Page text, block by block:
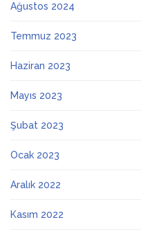
Ağustos 2024
Temmuz 2023
Haziran 2023
Mayıs 2023
Şubat 2023
Ocak 2023
Aralık 2022
Kasım 2022